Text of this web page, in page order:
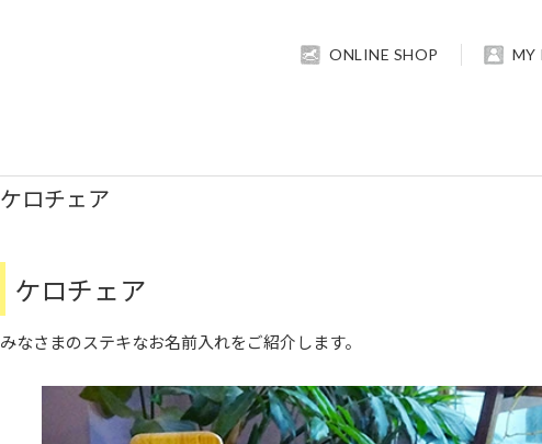
ONLINE SHOP MY
ケロチェア
ケロチェア
みなさまのステキなお名前入れをご紹介します。